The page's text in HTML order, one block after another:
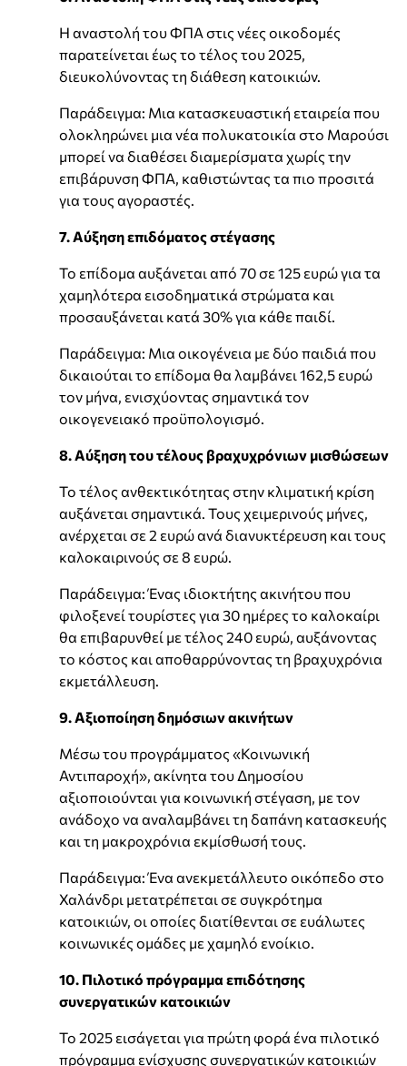
Η αναστολή του ΦΠΑ στις νέες οικοδομές
παρατείνεται έως το τέλος του 2025,
διευκολύνοντας τη διάθεση κατοικιών.
Παράδειγμα: Μια κατασκευαστική εταιρεία που
ολοκληρώνει μια νέα πολυκατοικία στο Μαρούσι
μπορεί να διαθέσει διαμερίσματα χωρίς την
επιβάρυνση ΦΠΑ, καθιστώντας τα πιο προσιτά
για τους αγοραστές.
7. Αύξηση επιδόματος στέγασης
Το επίδομα αυξάνεται από 70 σε 125 ευρώ για τα
χαμηλότερα εισοδηματικά στρώματα και
προσαυξάνεται κατά 30% για κάθε παιδί.
Παράδειγμα: Μια οικογένεια με δύο παιδιά που
δικαιούται το επίδομα θα λαμβάνει 162,5 ευρώ
τον μήνα, ενισχύοντας σημαντικά τον
οικογενειακό προϋπολογισμό.
8. Αύξηση του τέλους βραχυχρόνιων μισθώσεων
Το τέλος ανθεκτικότητας στην κλιματική κρίση
αυξάνεται σημαντικά. Τους χειμερινούς μήνες,
ανέρχεται σε 2 ευρώ ανά διανυκτέρευση και τους
καλοκαιρινούς σε 8 ευρώ.
Παράδειγμα: Ένας ιδιοκτήτης ακινήτου που
φιλοξενεί τουρίστες για 30 ημέρες το καλοκαίρι
θα επιβαρυνθεί με τέλος 240 ευρώ, αυξάνοντας
το κόστος και αποθαρρύνοντας τη βραχυχρόνια
εκμετάλλευση.
9. Αξιοποίηση δημόσιων ακινήτων
Μέσω του προγράμματος «Κοινωνική
Αντιπαροχή», ακίνητα του Δημοσίου
αξιοποιούνται για κοινωνική στέγαση, με τον
ανάδοχο να αναλαμβάνει τη δαπάνη κατασκευής
και τη μακροχρόνια εκμίσθωσή τους.
Παράδειγμα: Ένα ανεκμετάλλευτο οικόπεδο στο
Χαλάνδρι μετατρέπεται σε συγκρότημα
κατοικιών, οι οποίες διατίθενται σε ευάλωτες
κοινωνικές ομάδες με χαμηλό ενοίκιο.
10. Πιλοτικό πρόγραμμα επιδότησης
συνεργατικών κατοικιών
Το 2025 εισάγεται για πρώτη φορά ένα πιλοτικό
πρόγραμμα ενίσχυσης συνεργατικών κατοικιών